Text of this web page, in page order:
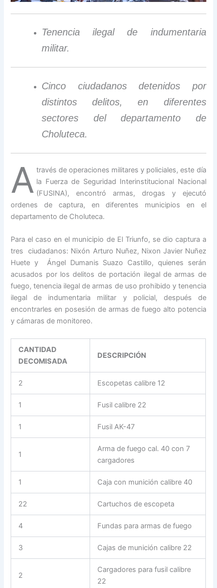
Tenencia ilegal de indumentaria
militar.
Cinco ciudadanos detenidos por
distintos delitos, en diferentes
sectores del departamento de
Choluteca.
A través de operaciones militares y policiales, este día
la Fuerza de Seguridad Interinstitucional Nacional
(FUSINA), encontró armas, drogas y ejecutó
ordenes de captura, en diferentes municipios en el
departamento de Choluteca.
Para el caso en el municipio de El Triunfo, se dio captura a
tres ciudadanos: Nixón Arturo Nuñez, Nixon Javier Nuñez
Huete y Ángel Dumanis Suazo Castillo, quienes serán
acusados por los delitos de portación ilegal de armas de
fuego, tenencia ilegal de armas de uso prohibido y tenencia
ilegal de indumentaria militar y policial, después de
encontrarles en posesión de armas de fuego alto potencia
y cámaras de monitoreo.
CANTIDAD
DECOMISADA
DESCRIPCIÓN
2 Escopetas calibre 12
1 Fusil calibre 22
1 Fusil AK-47
1
Arma de fuego cal. 40 con 7
cargadores
1 Caja con munición calibre 40
22 Cartuchos de escopeta
4 Fundas para armas de fuego
3 Cajas de munición calibre 22
2
Cargadores para fusil calibre
22